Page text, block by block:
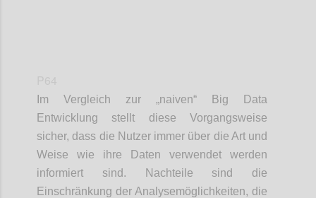
Im Vergleich zur „naiven“ Big Data
Entwicklung stellt diese Vorgangsweise
sicher, dass die Nutzer immer über die Art und
Weise wie ihre Daten verwendet werden
informiert sind. Nachteile sind die
Einschränkung der Analysemöglichkeiten, die